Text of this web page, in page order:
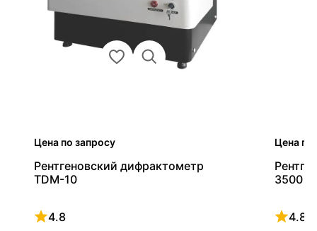
Цена по запросу
Рентгеновский дифрактометр
TDM-10
4.8
Рейтинг 4.8 из 5
Цена по
3500
4.8